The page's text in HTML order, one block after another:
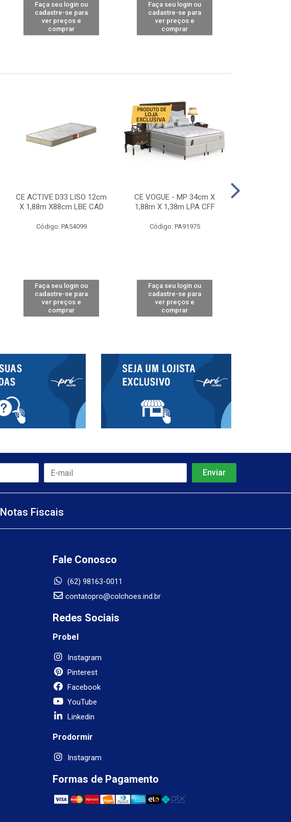
Faça seu login ou
cadastre-se para
ver preços e
comprar
Faça seu login ou
cadastre-se para
ver preços e
comprar
CE ACTIVE D33 LISO 12cm
X 1,88m X88cm LBE CAD
Código: PA54099
Faça seu login ou
cadastre-se para
ver preços e
comprar
CE VOGUE - MP 34cm X
1,88m X 1,38m LPA CFF
Código: PA91975
Faça seu login ou
cadastre-se para
ver preços e
comprar
Notas Fiscais
Fale Conosco
(62) 98163-0011
contatopro@colchoes.ind.br
Redes Sociais
Probel
Instagram
Pinterest
Facebook
YouTube
Linkedin
Prodormir
Instagram
Formas de Pagamento